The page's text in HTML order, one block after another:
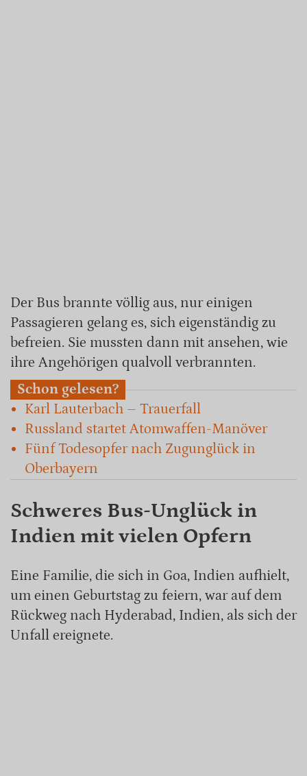
Der Bus brannte völlig aus, nur einigen
Passagieren gelang es, sich eigenständig zu
befreien. Sie mussten dann mit ansehen, wie
ihre Angehörigen qualvoll verbrannten.
Schon gelesen?
Karl Lauterbach – Trauerfall
Russland startet Atomwaffen-Manöver
Fünf Todesopfer nach Zugunglück in
Oberbayern
Schweres Bus-Unglück in
Indien mit vielen Opfern
Eine Familie, die sich in Goa, Indien aufhielt,
um einen Geburtstag zu feiern, war auf dem
Rückweg nach Hyderabad, Indien, als sich der
Unfall ereignete.